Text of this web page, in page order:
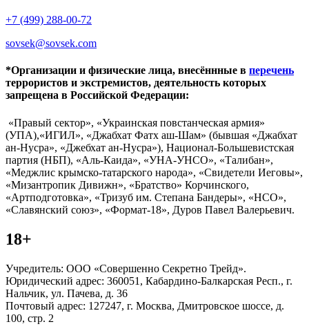
+7 (499) 288-00-72
sovsek@sovsek.com
*Организации и физические лица, внесённные в перечень
террористов и экстремистов, деятельность которых
запрещена в Российской Федерации:
«Правый сектор», «Украинская повстанческая армия»
(УПА),«ИГИЛ», «Джабхат Фатх аш-Шам» (бывшая «Джабхат
ан-Нусра», «Джебхат ан-Нусра»), Национал-Большевистская
партия (НБП), «Аль-Каида», «УНА-УНСО», «Талибан»,
«Меджлис крымско-татарского народа», «Свидетели Иеговы»,
«Мизантропик Дивижн», «Братство» Корчинского,
«Артподготовка», «Тризуб им. Степана Бандеры», «НСО»,
«Славянский союз», «Формат-18», Дуров Павел Валерьевич.
18+
Учредитель: ООО «Совершенно Секретно Трейд».
Юридический адрес: 360051, Кабардино-Балкарская Респ., г.
Нальчик, ул. Пачева, д. 36
Почтовый адрес: 127247, г. Москва, Дмитровское шоссе, д.
100, стр. 2